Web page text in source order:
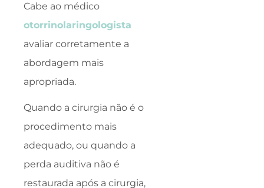
Cabe ao médico
otorrinolaringologista
avaliar corretamente a
abordagem mais
apropriada.
Quando a cirurgia não é o
procedimento mais
adequado, ou quando a
perda auditiva não é
restaurada após a cirurgia,